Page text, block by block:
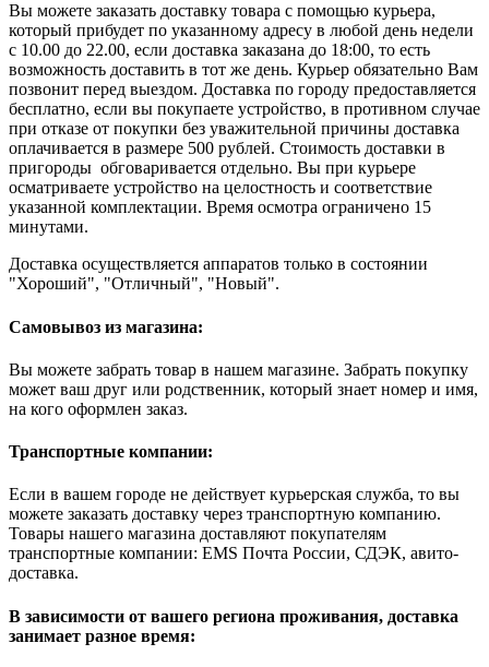
Вы можете заказать доставку товара с помощью курьера,
который прибудет по указанному адресу в любой день недели
с 10.00 до 22.00, если доставка заказана до 18:00, то есть
возможность доставить в тот же день. Курьер обязательно Вам
позвонит перед выездом. Доставка по городу предоставляется
бесплатно, если вы покупаете устройство, в противном случае
при отказе от покупки без уважительной причины доставка
оплачивается в размере 500 рублей. Стоимость доставки в
пригороды обговаривается отдельно. Вы при курьере
осматриваете устройство на целостность и соответствие
указанной комплектации. Время осмотра ограничено 15
минутами.
Доставка осуществляется аппаратов только в состоянии
"Хороший", "Отличный", "Новый".
Самовывоз из магазина:
Вы можете забрать товар в нашем магазине. Забрать покупку
может ваш друг или родственник, который знает номер и имя,
на кого оформлен заказ.
Транспортные компании:
Если в вашем городе не действует курьерская служба, то вы
можете заказать доставку через транспортную компанию.
Товары нашего магазина доставляют покупателям
транспортные компании: EMS Почта России, СДЭК, авито-
доставка.
В зависимости от вашего региона проживания, доставка
занимает разное время: